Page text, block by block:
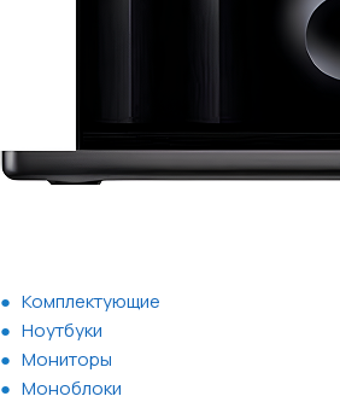
Комплектующие
Ноутбуки
Мониторы
Моноблоки